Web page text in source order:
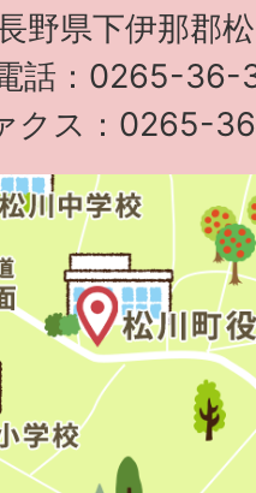
野県下伊那郡
話：0265-36-
クス：0265-